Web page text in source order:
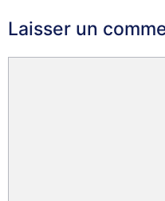
Laisser un